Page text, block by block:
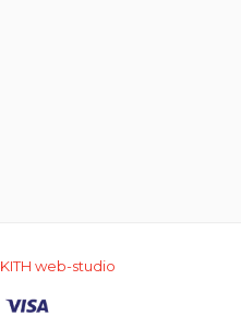
KITH web-studio